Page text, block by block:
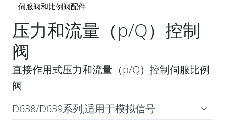
伺服阀和比例阀配件
压力和流量（p/Q）控制
阀
直接作用式压力和流量（p/Q）控制伺服比例
阀
D638/D639系列,适用于模拟信号